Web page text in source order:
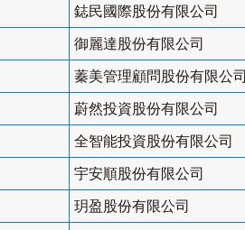
鋕民國際股份有限公司
御麗達股份有限公司
蓁美管理顧問股份有限公司
蔚然投資股份有限公司
全智能投資股份有限公司
宇安順股份有限公司
玥盈股份有限公司